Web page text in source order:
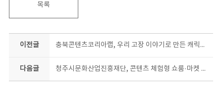
목록
이전글 충북콘텐츠코리아랩, 우리 고장 이야기로 만든 캐릭터 팝업 전시
다음글 청주시문화산업진흥재단, 콘텐츠 체험형 쇼룸·마켓 운영